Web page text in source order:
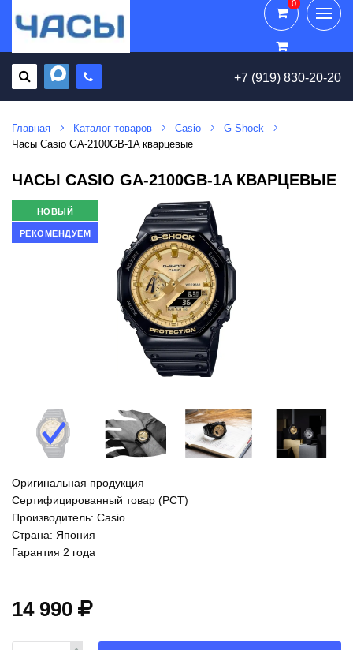
+7 (919) 830-20-20
0
0
Главная Каталог товаров Casio
G-Shock
Часы Casio GA-2100GB-1A кварцевые
ЧАСЫ CASIO GA-2100GB-1A КВАРЦЕВЫЕ
НОВЫЙ
РЕКОМЕНДУЕМ
Оригинальная продукция
Сертифицированный товар (РСТ)
Производитель: Casio
Страна: Япония
Гарантия 2 года
14 990